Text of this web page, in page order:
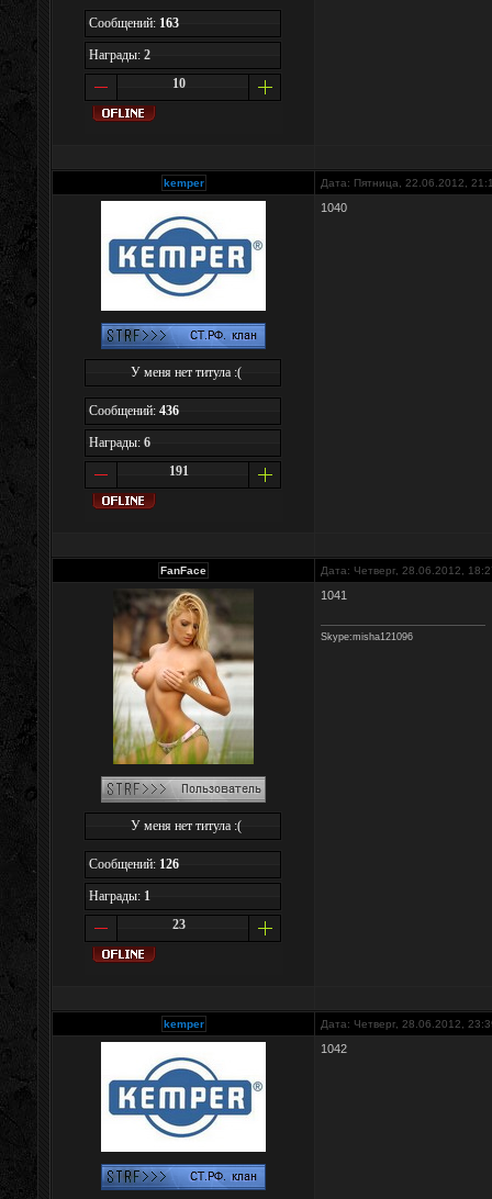
Сообщений: 163
Награды: 2
10
kemper Дата: Пятница, 22.06.2012,
У меня нет титула :(
Сообщений: 436
Награды: 6
191
1040
FanFace Дата: Четверг, 28.06.2012,
У меня нет титула :(
Сообщений: 126
Награды: 1
23
1041
Skype:misha121096
kemper Дата: Четверг, 28.06.2012,
1042